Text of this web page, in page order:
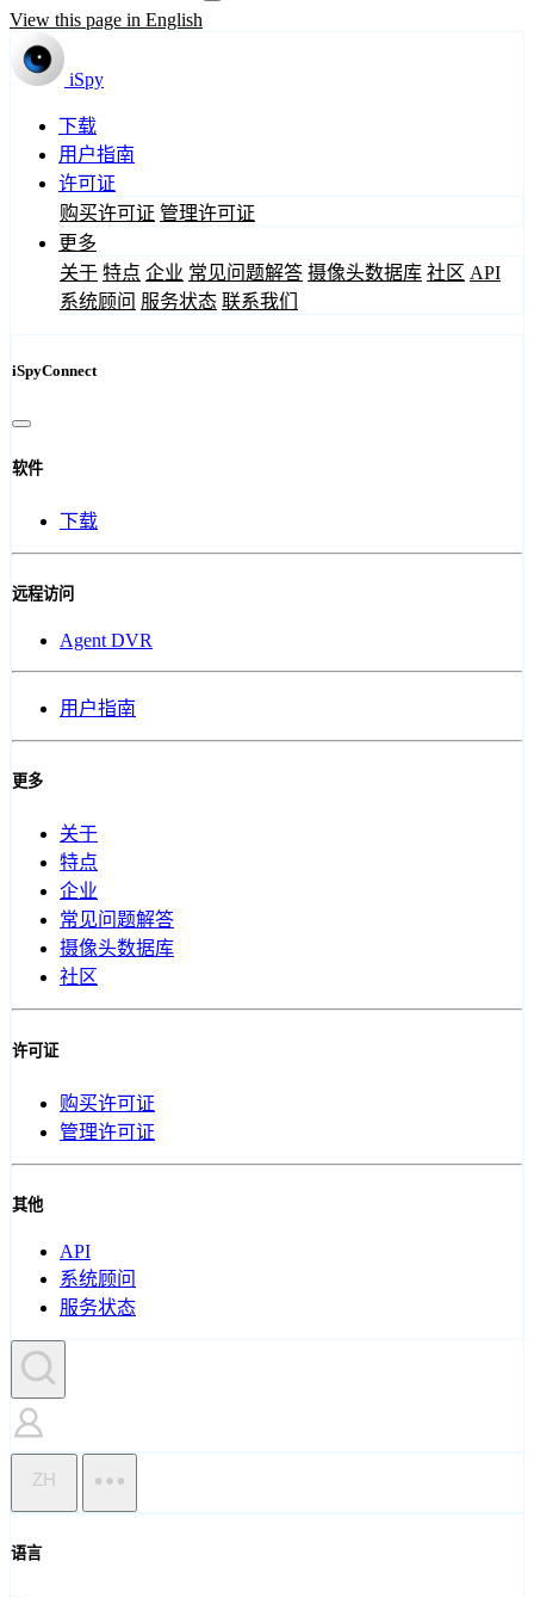
View this page in English
iSpy
下载
用户指南
许可证
购买许可证 管理许可证
更多
关于 特点 企业 常见问题解答 摄像头数据库 社区 API
系统顾问 服务状态 联系我们
iSpyConnect
软件
下载
远程访问
Agent DVR
用户指南
更多
关于
特点
企业
常见问题解答
摄像头数据库
社区
许可证
购买许可证
管理许可证
其他
API
系统顾问
服务状态
ZH
语言